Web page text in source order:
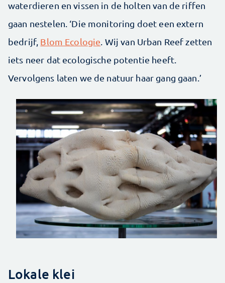
waterdieren en vissen in de holten van de riffen
gaan nestelen. ‘Die monitoring doet een extern
bedrijf, Blom Ecologie . Wij van Urban Reef zetten
iets neer dat ecologische potentie heeft.
Vervolgens laten we de natuur haar gang gaan.’
Lokale klei